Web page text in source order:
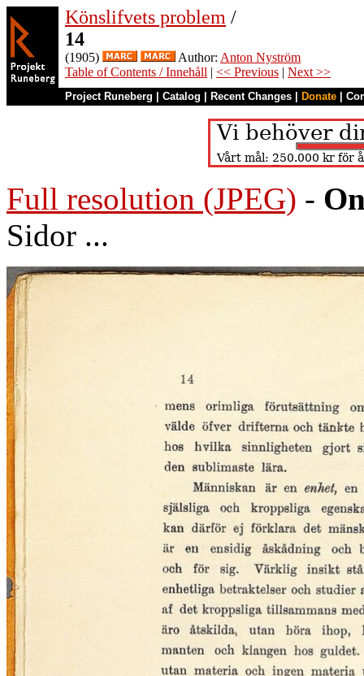
Könslifvets problem /
14
(1905) Author: Anton Nyström
Table of Contents / Innehåll | << Previous | Next >>
Project Runeberg Catalog Recent Changes Donate
Full resolution (JPEG) -
Sidor ...